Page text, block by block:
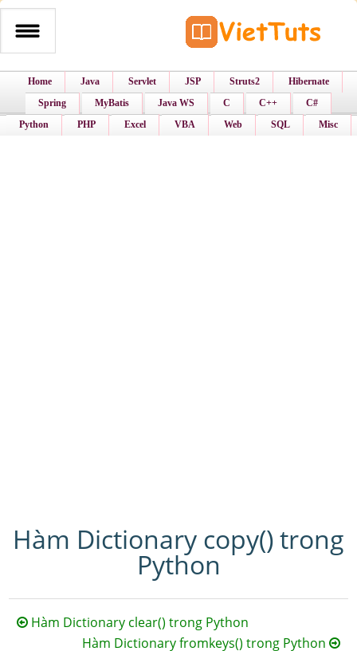
Home Java Servlet JSP Struts2
Hibernate
Spring
MyBatis Java WS C C++
C#
Python
PHP Excel VBA Web SQL Misc
Hàm Dictionary copy() trong
Python
Hàm Dictionary clear() trong Python
Hàm Dictionary fromkeys() trong Python